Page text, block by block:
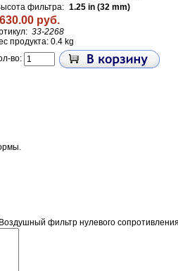
фильтра: 1.25 in (32 mm)
руб.
33-2268
продукта: 0.4 kg
во:
фильтр нулевого